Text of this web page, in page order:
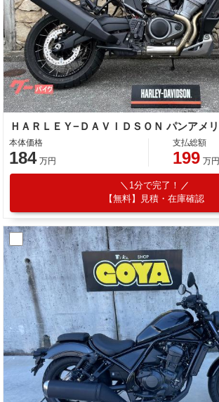
本体価格
184 万円
支払総額
199 万円
1分で完了！
【無料】見積・在庫確認